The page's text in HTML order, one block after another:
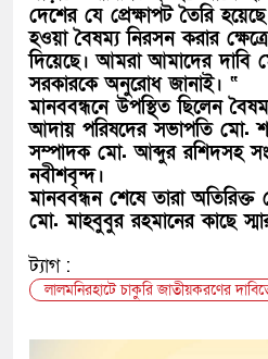
দেশের যে প্রেক্ষাপট তৈরি
হওয়া বৈষম্য নিরসন করার
দিয়েছে। আমরা আমাদের দাবি
সরকারকে অনুরোধ জানাই। “
মানববন্ধনে উপস্থিত ছিলেন
আদায় পরিষদের সভাপতি মো.
সম্পাদক মো. আব্দুর রশিদসহ
নবীশবৃন্দ।
মানববন্ধন শেষে তারা অতিরিক্ত
মো. মাহবুবুর রহমানের কাছে
ট্যাগ :
লালমনিরহাটে চাকুরি জাতীয়করণের